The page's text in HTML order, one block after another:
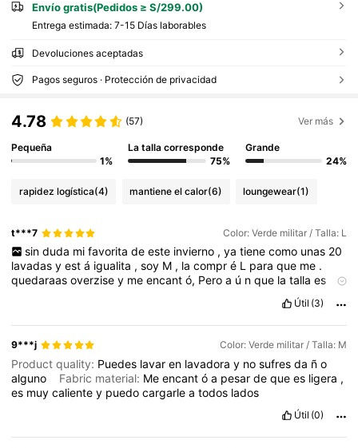
Envío gratis(Pedidos ≥ S/299.00)
Entrega estimada: 7-15 Días laborables
Devoluciones aceptadas
Pagos seguros · Protección de privacidad
4.78 (57) Ver más
Pequeña
1%
La talla corresponde
75%
Grande
24%
rapidez logística(4) mantiene el calor(6) loungewear(1)
t***7 Color: Verde militar / Talla: L
sin duda mi favorita de este invierno , ya tiene como unas 20
lavadasyestá igualita ,soy M , lacompré L paraque me .
quedaraasoverzisey meencantó, Peroa ú nque latallaes
cortas
cool.
satisfechaconmicompra
Útil (3)
9***j Color: Verde militar / Talla: M
Product quality: Puedes lavaren lavadoray nosufresda ño
alguno
Fabric material: Meencantóa pesardequees ligera ,
es muycalientey puedocargarleatodos lados
Útil (0)